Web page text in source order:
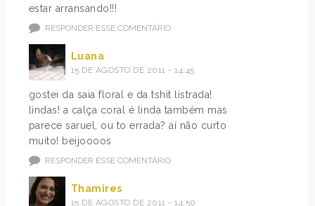
estar arransando!!!
RESPONDER ESSE COMENTÁRIO
Luana
15 DE AGOSTO DE 2011 - 14:45
gostei da saia floral e da tshit listrada!
lindas! a calça coral é linda também mas
parece saruel, ou to errada? aí não curto
muito! beijoooos
RESPONDER ESSE COMENTÁRIO
Thamires
15 DE AGOSTO DE 2011 - 14:50